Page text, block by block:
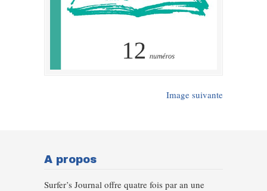
Image suivante
A propos
Surfer’s Journal offre quatre fois par an une